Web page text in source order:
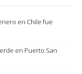
en Chile fue
en Puerto San